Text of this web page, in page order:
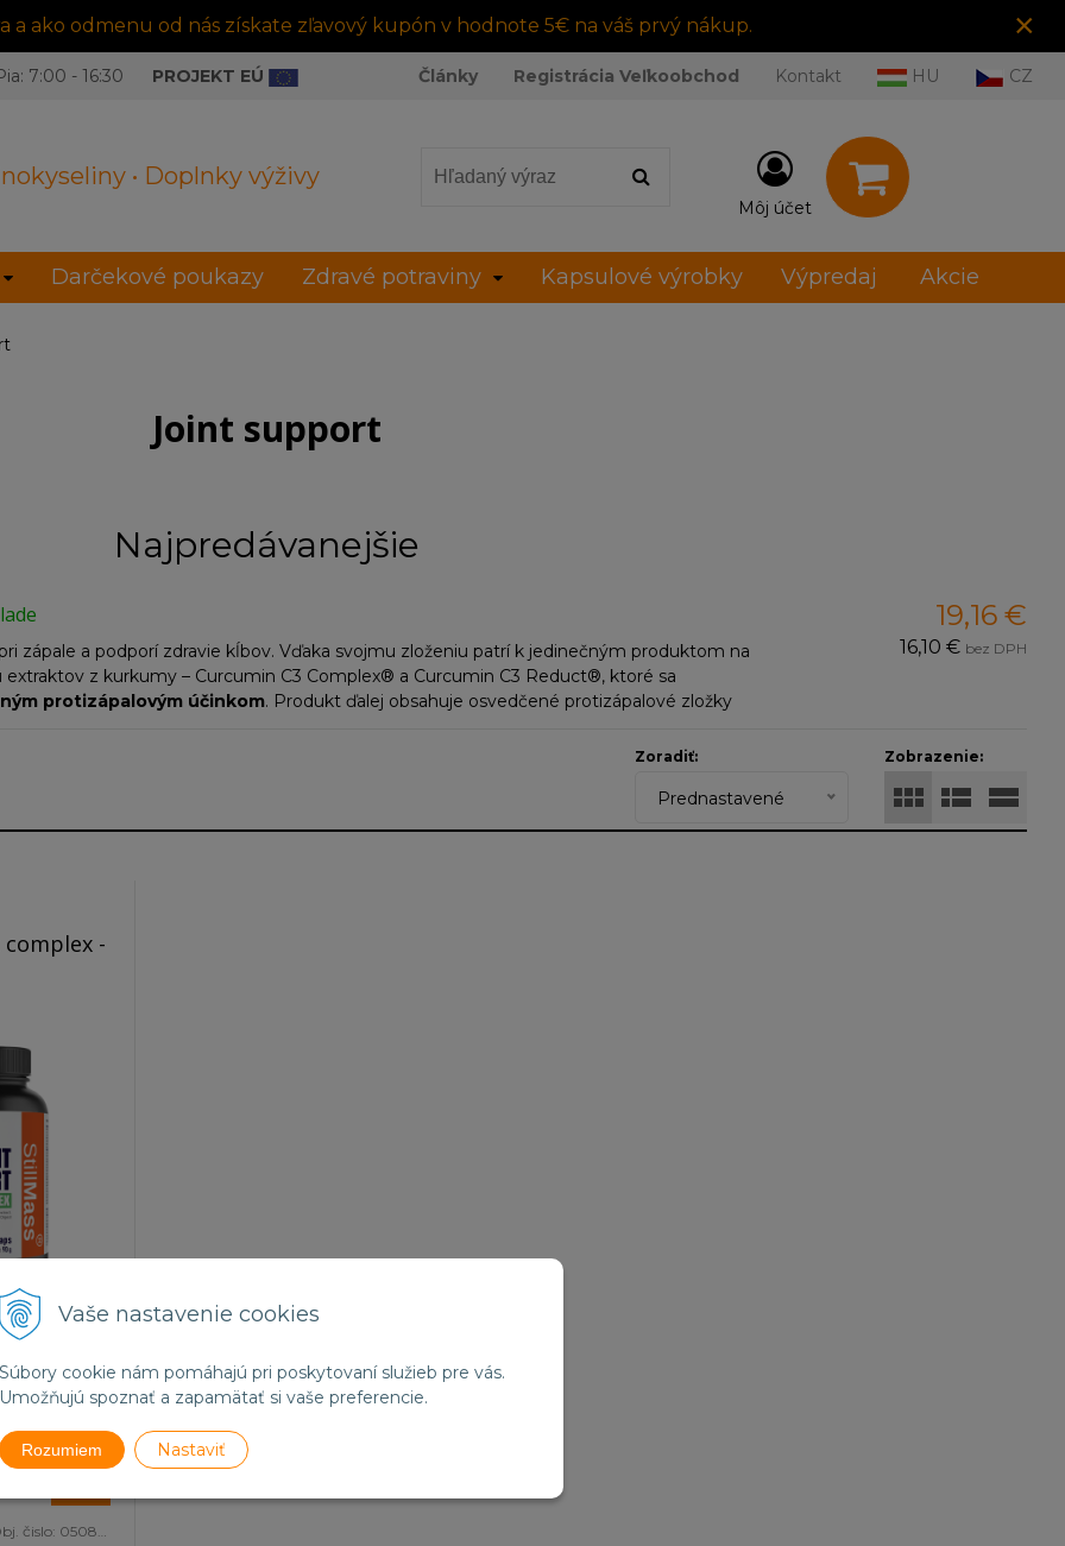
Vaše nastavenie cookies
Súbory cookie nám pomáhajú pri poskytovaní služieb pre vás.
Umožňujú spoznať a zapamätať si vaše preferencie.
Rozumiem Nastaviť
a ako odmenu od nás získate zľavový kupón v hodnote 5€ na váš prvý nákup. ×
• Doplnky výživy
7:00 - 16:30 PROJEKT EÚ Články Registrácia Veľkoobchod Kontakt HU CZ
Môj účet
Darčekové poukazy Zdravé potraviny Kapsulové výrobky Výpredaj Akcie
Joint support
Najpredávanejšie
zápale a podporí zdravie kĺbov. Vďaka svojmu zloženiu patrí k jedinečným produktom na
z kurkumy – Curcumin C3 Complex® a Curcumin C3 Reduct®, ktoré sa
protizápalovým účinkom. Produkt ďalej obsahuje osvedčené protizápalové zložky
Opti 7 Digest a extrakt z čierneho korenia BioPerine®. Doplnok je navyše obohatený o
19,16 €
16,10 € bez DPH
Zobrazenie:
Zoradiť:
Prednastavené
-
ktorý
svojmu
Obsahuje
– Curcumin
C3
a
/ ks
čislo: 050825